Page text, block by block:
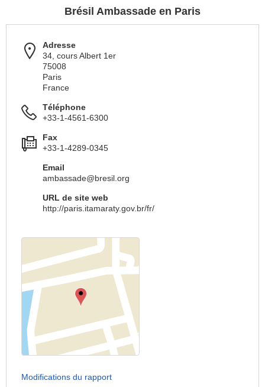
Brésil Ambassade en Paris
Adresse
34, cours Albert 1er
75008
Paris
France
Téléphone
+33-1-4561-6300
Fax
+33-1-4289-0345
Email
ambassade@bresil.org
URL de site web
http://paris.itamaraty.gov.br/fr/
Modifications du rapport